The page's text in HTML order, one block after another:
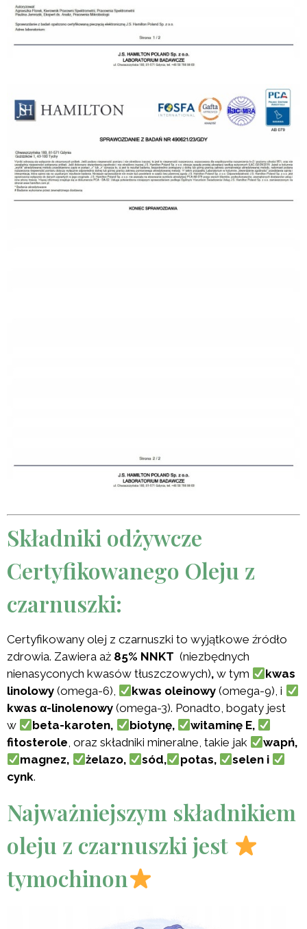
Składniki odżywcze
Certyfikowanego Oleju z
czarnuszki:
Certyfikowany olej z czarnuszki to wyjątkowe źródło
zdrowia. Zawiera aż 85% NNKT (niezbędnych
nienasyconych kwasów tłuszczowych), w tym
kwas
linolowy (omega-6), kwas oleinowy (omega-9), i
kwas α-linolenowy (omega-3). Ponadto, bogaty jest
w
beta-karoten, biotynę,
witaminę E,
fitosterole, oraz składniki mineralne, takie jak
wapń,
magnez,
żelazo, sód, potas,
selen i
cynk.
Najważniejszym składnikiem
oleju z czarnuszki jest
tymochinon